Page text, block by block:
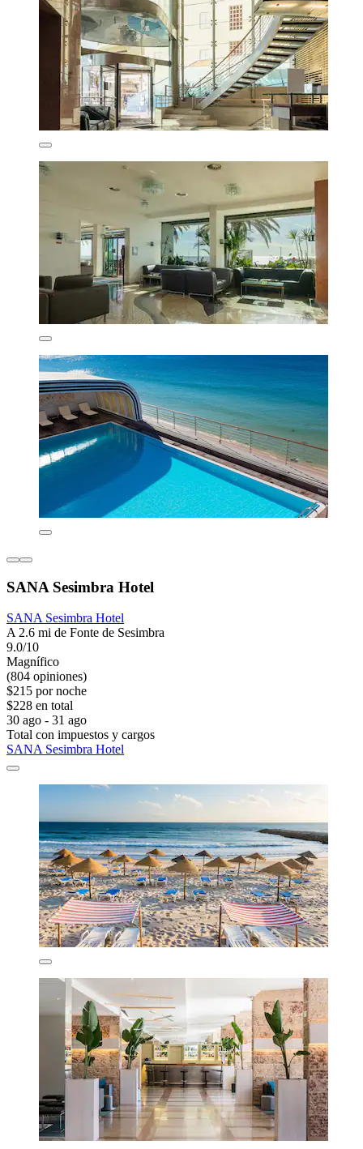
SANA Sesimbra Hotel
SANA Sesimbra Hotel
A 2.6 mi de Fonte de Sesimbra
9.0/10
Magnífico
(804 opiniones)
$215 por noche
$228 en total
30 ago - 31 ago
Total con impuestos y cargos
SANA Sesimbra Hotel